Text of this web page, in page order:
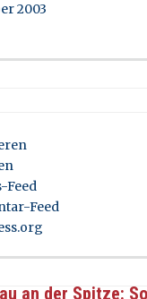
2003
Feed
Feed
an der Spitze: